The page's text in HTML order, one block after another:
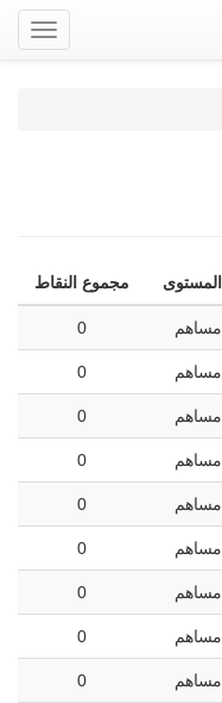
تصفح
الموقع
المستوى مجموع النقاط
مساهم 0
مساهم 0
مساهم 0
مساهم 0
مساهم 0
مساهم 0
مساهم 0
مساهم 0
مساهم 0